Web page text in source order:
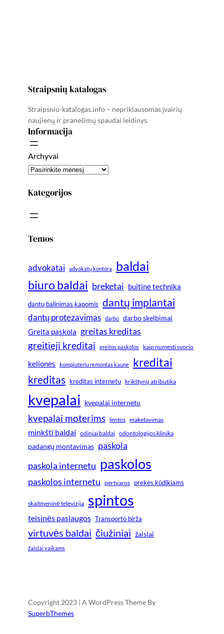
Straipsnių katalogas
Straipsniu-katalogas.info – nepriklausomas įvairių
naujienų ir pranešimų spaudai leidinys.
Informacija
Archyvai
Kategorijos
Temos
advokatai advokatų kontora baldai
biuro baldai breketai buitinė technika
dantų balinimas kapomis dantų implantai
dantų protezavimas darbo darbo skelbimai
Greita paskola greitas kreditas
greitieji kreditai greitos paskolos kaip numesti svorio
kelionės kompiuteriu remontas kaune kreditai
kreditas kreditas internetu krikštynų atributika
kvepalai kvepalai internetu
kvepalai moterims lentos maketavimas
minkšti baldai odiniai baldai odontologijos klinika
padangų montavimas paskola
paskola internetu paskolos
paskolos internetu pertvaros prekės kūdikiams
skaitmeninė televizija spintos
teisinės paslaugos Transporto birža
virtuvės baldai čiužiniai žaislai
žaislai vaikams
Copyright 2023 | A WordPress Theme By
SuperbThemes